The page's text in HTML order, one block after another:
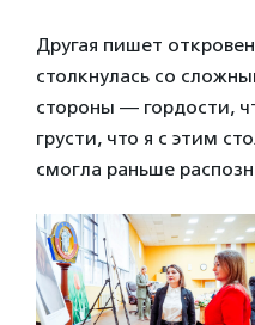
Другая пишет
столкнулась со
стороны — гордости,
грусти, что я с этим
смогла раньше